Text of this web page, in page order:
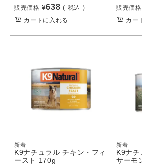
販売価格 ¥638
税込
カートに入れる
販売価格
カー
新着
K9ナチュラル チキン・フィ
ースト 170g
新着
K9ナ
サーモ